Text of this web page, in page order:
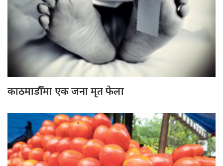
काठमाडौँमा एक जना मृत फेला